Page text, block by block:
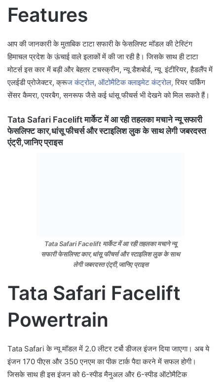
Features
आप की जानकारी के मुताबिक टाटा सफारी के फेसलिफ्ट मॉडल की टेस्टिंग
हिमाचल प्रदेश के ऊंचाई वाले इलाकों में की जा रही है। जिसके साथ ही टाटा
मोटर्स इस कार में बड़ी और बेहतर टचस्क्रीन, न्यू डैशबोर्ड, न्यू इंटीरियर, हैडलैंप में
एलईडी प्रोजेक्टर, क्रूज कंट्रोल, ऑटोमैटिक क्लाइमेट कंट्रोल, रियर पार्किंग
सेंसर कैमरा, एयरबैग, सनरूफ जैसे कई धांसू फीचर्स भी देखने को मिल सकते हैं।
Tata Safari Facelift मार्केट में आ रही तहलका मचाने न्यू सफारी
फेसलिफ्ट कार,धांसू फीचर्स और स्टाइलिश लुक के साथ लेगी जबरदस्त
एंट्री,जानिए प्राइस
Tata Safari Facelift मार्केट में आ रही तहलका मचाने न्यू
सफारी फेसलिफ्ट कार,धांसू फीचर्स और स्टाइलिश लुक के साथ
लेगी जबरदस्त एंट्री,जानिए प्राइस
Tata Safari Facelift
Powertrain
Tata Safari के न्यू मॉडल में 2.0 लीटर टर्बो डीजल इंजन दिया जाएगा। अब ये
इंजन 170 पीएस और 350 एनएम का पीक टार्क पैदा करने में सफल होगी।
जिसके साथ ही इस इंजन को 6-स्पीड मैनुअल और 6-स्पीड ऑटोमैटिक